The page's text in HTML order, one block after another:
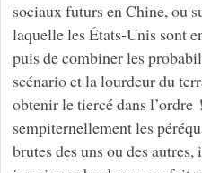
sociaux futurs en Chine, ou
laquelle les États-Unis sont
puis de combiner les
scénario et la lourdeur du
obtenir le tiercé dans l’ordre
sempiternellement les
brutes des uns ou des